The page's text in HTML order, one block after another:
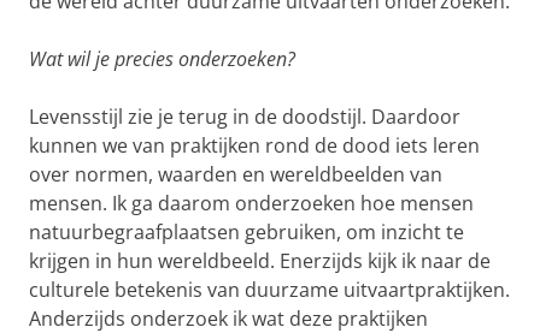
Wat wil je precies onderzoeken?
Levensstijl zie je terug in de doodstijl. Daardoor
kunnen we van praktijken rond de dood iets leren
over normen, waarden en wereldbeelden van
mensen. Ik ga daarom onderzoeken hoe mensen
natuurbegraafplaatsen gebruiken, om inzicht te
krijgen in hun wereldbeeld. Enerzijds kijk ik naar de
culturele betekenis van duurzame uitvaartpraktijken.
Anderzijds onderzoek ik wat deze praktijken